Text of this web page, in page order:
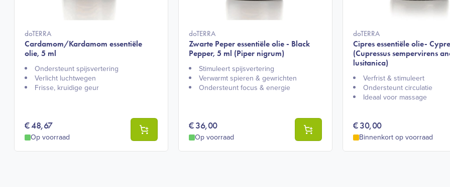
doTERRA
Cardamom/Kardamom essentiële
olie, 5 ml
Ondersteunt spijsvertering​
Verlicht luchtwegen​
Frisse, kruidige geur​
€48,67
Op voorraad
doTERRA
Zwarte Peper essentiële olie - Black
Pepper, 5 ml (Piper nigrum)
Stimuleert spijsvertering​
Verwarmt spieren & gewrichten​
Ondersteunt focus & energie​
€36,00
Op voorraad
doTERRA
Cipres essentiële olie-
(Cupressus sempervirens
lusitanica)
Verfrist & stimuleert​
Ondersteunt circulatie​
Ideaal voor massage​
€30,00
Binnenkort op voorraad